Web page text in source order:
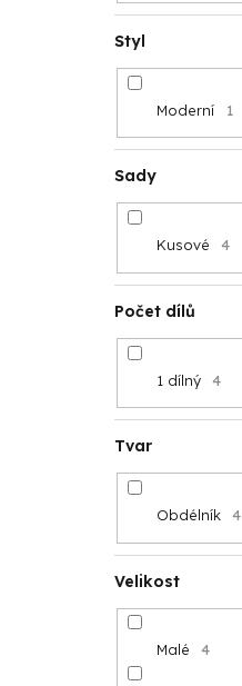
Styl
Moderní 1
Sady
Kusové 4
Počet dílů
1 dílný 4
Tvar
Obdélník 4
Velikost
Malé 4